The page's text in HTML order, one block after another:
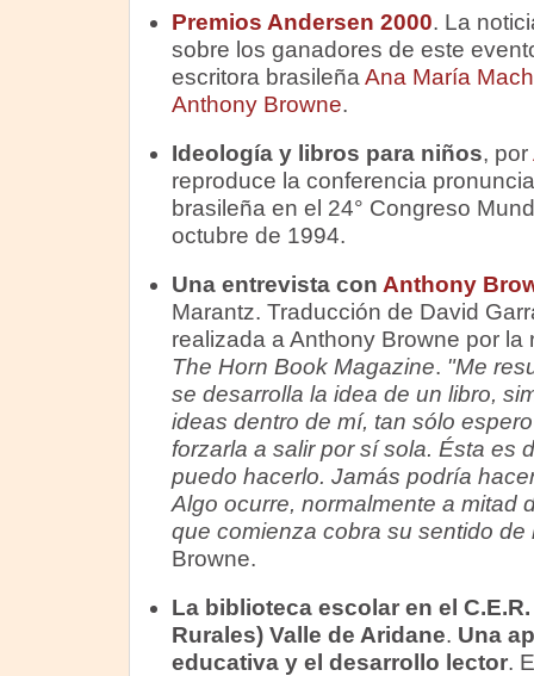
Premios Andersen 2000. La
sobre los ganadores de este
escritora brasileña Ana María
Anthony Browne.
Ideología y libros para niños, por
reproduce la conferencia
brasileña en el 24° Congreso
octubre de 1994.
Una entrevista con Anthony
Marantz. Traducción de David
realizada a Anthony Browne por la
The Horn Book Magazine. "Me
se desarrolla la idea de un libro,
ideas dentro de mí, tan sólo
forzarla a salir por sí sola. Ésta es
puedo hacerlo. Jamás podría
Algo ocurre, normalmente a mitad
que comienza cobra su sentido de
Browne.
La biblioteca escolar en el
Rurales) Valle de Aridane. Una
educativa y el desarrollo lector.